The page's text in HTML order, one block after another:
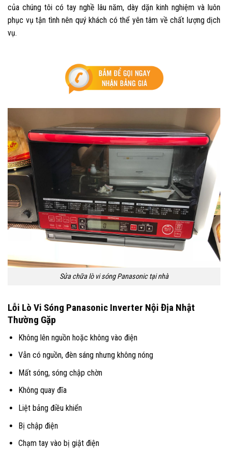
của chúng tôi có tay nghề lâu năm, dày dặn kinh nghiệm và luôn
phục vụ tận tình nên quý khách có thể yên tâm về chất lượng dịch
vụ.
Sửa chữa lò vi sóng Panasonic tại nhà
Lỗi Lò Vi Sóng Panasonic Inverter Nội Địa Nhật
Thường Gặp
Không lên nguồn hoặc không vào điện
Vẫn có nguồn, đèn sáng nhưng không nóng
Mất sóng, sóng chập chờn
Không quay đĩa
Liệt bảng điều khiển
Bị chập điện
Chạm tay vào bị giật điện